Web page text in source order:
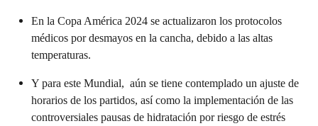
En la Copa América 2024 se actualizaron los protocolos
médicos por desmayos en la cancha, debido a las altas
temperaturas.
Y para este Mundial, aún se tiene contemplado un ajuste de
horarios de los partidos, así como la implementación de las
controversiales pausas de hidratación por riesgo de estrés